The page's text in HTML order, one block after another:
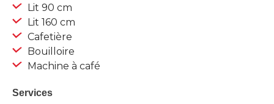
Lit 90 cm
Lit 160 cm
Cafetière
Bouilloire
Machine à café
Services